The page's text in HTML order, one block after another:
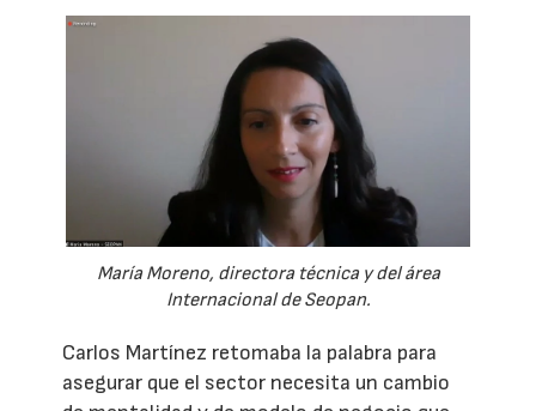
María Moreno, directora técnica y del área
Internacional de Seopan.
Carlos Martínez retomaba la palabra para
asegurar que el sector necesita un cambio